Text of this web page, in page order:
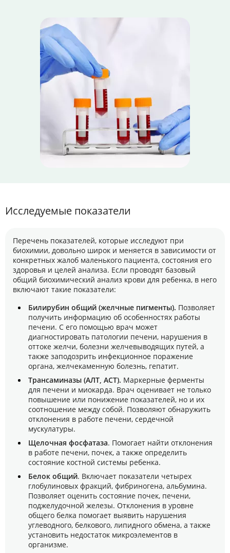
Исследуемые показатели
Перечень показателей, которые исследуют при
биохимии, довольно широк и меняется в зависимости от
конкретных жалоб маленького пациента, состояния его
здоровья и целей анализа. Если проводят базовый
общий биохимический анализ крови для ребенка, в него
включают такие показатели:
Билирубин общий (желчные пигменты). Позволяет
получить информацию об особенностях работы
печени. С его помощью врач может
диагностировать патологии печени, нарушения в
оттоке желчи, болезни желчевыводящих путей, а
также заподозрить инфекционное поражение
органа, желчекаменную болезнь, гепатит.
Трансаминазы (АЛТ, АСТ). Маркерные ферменты
для печени и миокарда. Врач оценивает не только
повышение или понижение показателей, но и их
соотношение между собой. Позволяют обнаружить
отклонения в работе печени, сердечной
мускулатуры.
Щелочная фосфатаза. Помогает найти отклонения
в работе печени, почек, а также определить
состояние костной системы ребенка.
Белок общий. Включает показатели четырех
глобулиновых фракций, фибриногена, альбумина.
Позволяет оценить состояние почек, печени,
поджелудочной железы. Отклонения в уровне
общего белка помогает выявить нарушения
углеводного, белкового, липидного обмена, а также
установить недостаток микроэлементов в
организме.